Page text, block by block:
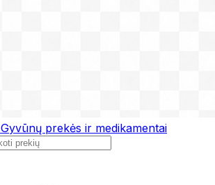
Gyvūnų prekės ir medikamentai